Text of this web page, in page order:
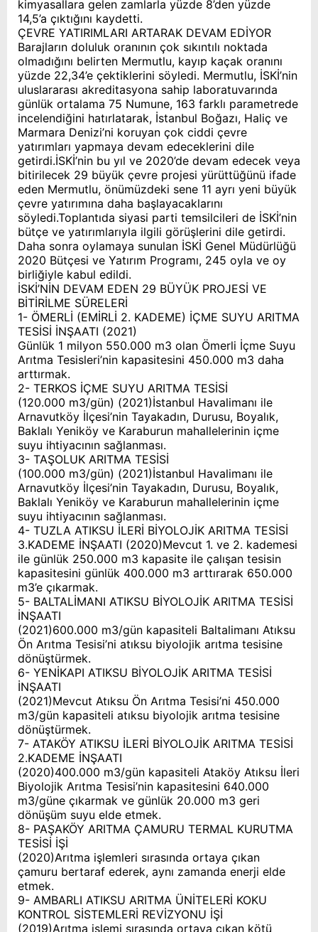
kimyasallara gelen zamlarla yüzde 8’den yüzde
14,5’a çıktığını kaydetti.
ÇEVRE YATIRIMLARI ARTARAK DEVAM EDİYOR
Barajların doluluk oranının çok sıkıntılı noktada
olmadığını belirten Mermutlu, kayıp kaçak oranını
yüzde 22,34’e çektiklerini söyledi. Mermutlu, İSKİ’nin
uluslararası akreditasyona sahip laboratuvarında
günlük ortalama 75 Numune, 163 farklı parametrede
incelendiğini hatırlatarak, İstanbul Boğazı, Haliç ve
Marmara Denizi’ni koruyan çok ciddi çevre
yatırımları yapmaya devam edeceklerini dile
getirdi.İSKİ’nin bu yıl ve 2020’de devam edecek veya
bitirilecek 29 büyük çevre projesi yürüttüğünü ifade
eden Mermutlu, önümüzdeki sene 11 ayrı yeni büyük
çevre yatırımına daha başlayacaklarını
söyledi.Toplantıda siyasi parti temsilcileri de İSKİ’nin
bütçe ve yatırımlarıyla ilgili görüşlerini dile getirdi.
Daha sonra oylamaya sunulan İSKİ Genel Müdürlüğü
2020 Bütçesi ve Yatırım Programı, 245 oyla ve oy
birliğiyle kabul edildi.
İSKİ’NİN DEVAM EDEN 29 BÜYÜK PROJESİ VE
BİTİRİLME SÜRELERİ
1- ÖMERLİ (EMİRLİ 2. KADEME) İÇME SUYU ARITMA
TESİSİ İNŞAATI (2021)
Günlük 1 milyon 550.000 m3 olan Ömerli İçme Suyu
Arıtma Tesisleri’nin kapasitesini 450.000 m3 daha
arttırmak.
2- TERKOS İÇME SUYU ARITMA TESİSİ
(120.000 m3/gün) (2021)İstanbul Havalimanı ile
Arnavutköy İlçesi’nin Tayakadın, Durusu, Boyalık,
Baklalı Yeniköy ve Karaburun mahallelerinin içme
suyu ihtiyacının sağlanması.
3- TAŞOLUK ARITMA TESİSİ
(100.000 m3/gün) (2021)İstanbul Havalimanı ile
Arnavutköy İlçesi’nin Tayakadın, Durusu, Boyalık,
Baklalı Yeniköy ve Karaburun mahallelerinin içme
suyu ihtiyacının sağlanması.
4- TUZLA ATIKSU İLERİ BİYOLOJİK ARITMA TESİSİ
3.KADEME İNŞAATI (2020)Mevcut 1. ve 2. kademesi
ile günlük 250.000 m3 kapasite ile çalışan tesisin
kapasitesini günlük 400.000 m3 arttırarak 650.000
m3’e çıkarmak.
5- BALTALİMANI ATIKSU BİYOLOJİK ARITMA TESİSİ
İNŞAATI
(2021)600.000 m3/gün kapasiteli Baltalimanı Atıksu
Ön Arıtma Tesisi’ni atıksu biyolojik arıtma tesisine
dönüştürmek.
6- YENİKAPI ATIKSU BİYOLOJİK ARITMA TESİSİ
İNŞAATI
(2021)Mevcut Atıksu Ön Arıtma Tesisi’ni 450.000
m3/gün kapasiteli atıksu biyolojik arıtma tesisine
dönüştürmek.
7- ATAKÖY ATIKSU İLERİ BİYOLOJİK ARITMA TESİSİ
2.KADEME İNŞAATI
(2020)400.000 m3/gün kapasiteli Ataköy Atıksu İleri
Biyolojik Arıtma Tesisi’nin kapasitesini 640.000
m3/güne çıkarmak ve günlük 20.000 m3 geri
dönüşüm suyu elde etmek.
8- PAŞAKÖY ARITMA ÇAMURU TERMAL KURUTMA
TESİSİ İŞİ
(2020)Arıtma işlemleri sırasında ortaya çıkan
çamuru bertaraf ederek, aynı zamanda enerji elde
etmek.
9- AMBARLI ATIKSU ARITMA ÜNİTELERİ KOKU
KONTROL SİSTEMLERİ REVİZYONU İŞİ
(2019)Arıtma işlemi sırasında ortaya çıkan kötü